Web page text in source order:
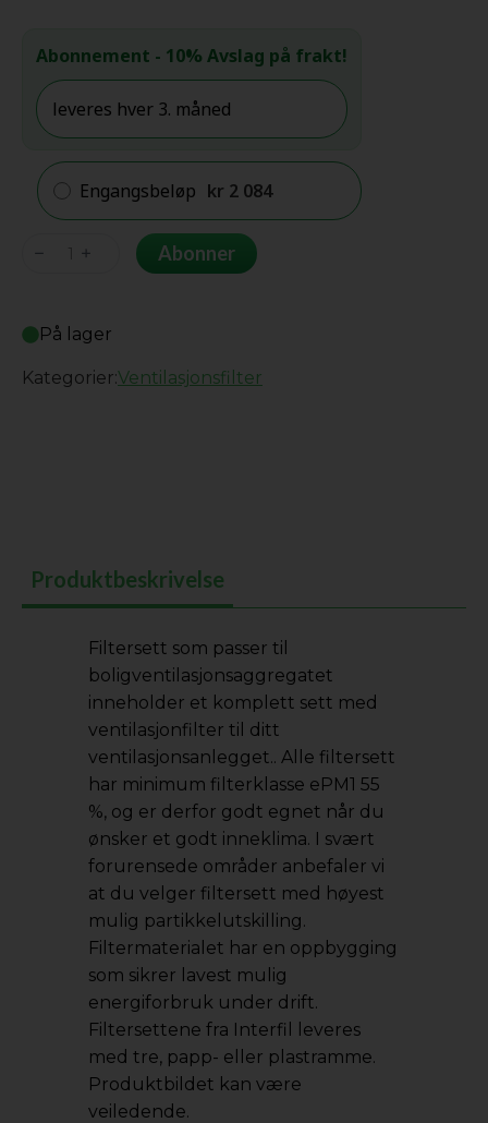
Abonnement - 10% Avslag på frakt!
Engangsbeløp kr 2 084
Salda
VE
antall
Abonner
På lager
Kategorier:Ventilasjonsfilter
Produktbeskrivelse
Filtersett som passer til
boligventilasjonsaggregatet
inneholder et komplett sett med
ventilasjonfilter til ditt
ventilasjonsanlegget.. Alle filtersett
har minimum filterklasse ePM1 55
%, og er derfor godt egnet når du
ønsker et godt inneklima. I svært
forurensede områder anbefaler vi
at du velger filtersett med høyest
mulig partikkelutskilling.
Filtermaterialet har en oppbygging
som sikrer lavest mulig
energiforbruk under drift.
Filtersettene fra Interfil leveres
med tre, papp- eller plastramme.
Produktbildet kan være
veiledende.